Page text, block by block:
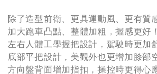
除了造型前衛、更具運動風、更有質
加大跑車凸點、整體加粗，握感更好！
左右人體工學握把設計，駕駛時更加
底部平把設計，美觀外也更增加膝部
方向盤背面增加指扣，操控時更得心